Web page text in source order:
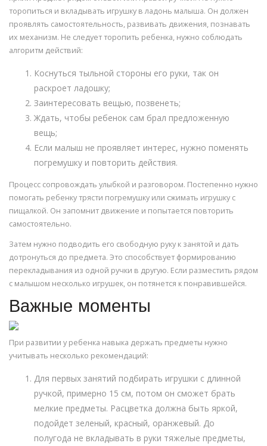
торопиться и вкладывать игрушку в ладонь малыша. Он должен
проявлять самостоятельность, развивать движения, познавать
их механизм. Не следует торопить ребенка, нужно соблюдать
алгоритм действий:
Коснуться тыльной стороны его руки, так он
раскроет ладошку;
Заинтересовать вещью, позвенеть;
Ждать, чтобы ребенок сам брал предложенную
вещь;
Если малыш не проявляет интерес, нужно поменять
погремушку и повторить действия.
Процесс сопровождать улыбкой и разговором. Постепенно нужно
помогать ребенку трясти погремушку или сжимать игрушку с
пищалкой. Он запомнит движение и попытается повторить
самостоятельно.
Затем нужно подводить его свободную руку к занятой и дать
дотронуться до предмета. Это способствует формированию
перекладывания из одной ручки в другую. Если разместить рядом
с малышом несколько игрушек, он потянется к понравившейся.
Важные моменты
При развитии у ребенка навыка держать предметы нужно
учитывать несколько рекомендаций:
Для первых занятий подбирать игрушки с длинной
ручкой, примерно 15 см, потом он сможет брать
мелкие предметы. Расцветка должна быть яркой,
подойдет зеленый, красный, оранжевый. До
полугода не вкладывать в руки тяжелые предметы,